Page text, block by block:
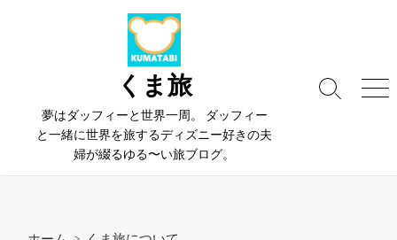
くま旅
夢はダッフィーと世界一周。 ダッフィー
と一緒に世界を旅するディズニー好きの夫
婦が綴るゆる〜い旅ブログ。
検
メ